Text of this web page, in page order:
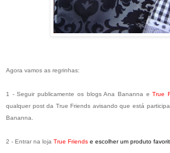
Agora vamos as regrinhas:
1 - Seguir publicamente os blogs Ana Bananna eTrue
qualquer post da True Friends avisando que está
Bananna.
2 - Entrar na loja True Friends e escolher um produto